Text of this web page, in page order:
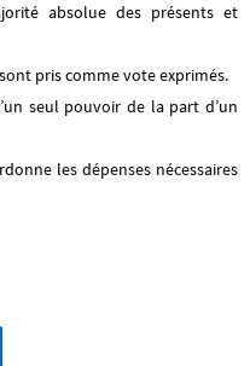
absolue des présents et
pris comme vote exprimés.
seul pouvoir de la part d’un
les dépenses nécessaires